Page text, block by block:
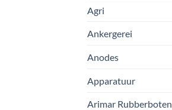
Agri
Ankergerei
Anodes
Apparatuur
Arimar Rubberboten